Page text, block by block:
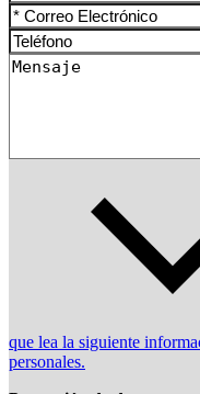
que lea la siguiente
personales.